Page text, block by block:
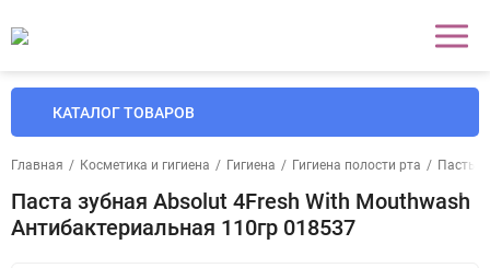
КАТАЛОГ ТОВАРОВ
Главная / Косметика и гигиена / Гигиена / Гигиена полости рта / Пасты
Паста зубная Absolut 4Fresh With Mouthwash
Антибактериальная 110гр 018537